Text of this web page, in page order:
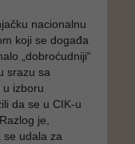
nacionalnu
koji se događa
„dobroćudniji“
srazu sa
u izboru
da se u CIK-u
. Razlog je,
se udala za